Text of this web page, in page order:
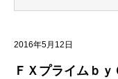
2016年5月12日
ＦＸプライムｂｙ